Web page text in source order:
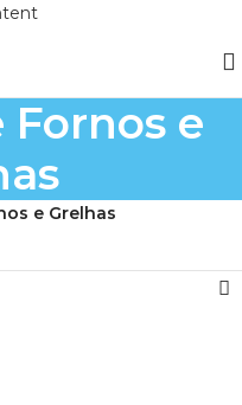
Fornos e
e Grelhas